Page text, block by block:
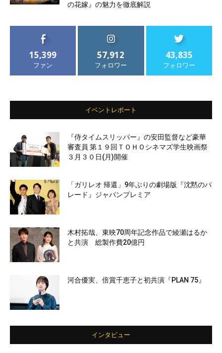
の花嫁』の魅力を徹底解説
15,399
ファン
57,912
フォロワー
43,835
フォロワー
イベントレポート
『侍タイムスリッパー』の安田監督など豪華
審査員 第１９回ＴＯＨＯシネマズ学生映画祭
３月３０日(月)開催
「ガリレオ 帰還」9年ぶりの劇場版『沈黙のパ
レード』ジャパンプレミア
木村拓哉、東映70周年記念作品で綾瀬はるか
と共演 総製作費20億円
河合優実、倍賞千恵子と初共演『PLAN 75』
インタビュー